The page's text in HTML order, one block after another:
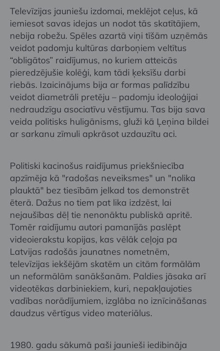
Televīzijas jauniešu izdomai, meklējot ceļus, kā
iemiesot savas idejas un nodot tās skatītājiem,
nebija robežu. Spēles azartā viņi tīšām uzņēmās
veidot padomju kultūras darboņiem veltītus
“obligātos” raidījumus, no kuriem atteicās
pieredzējušie kolēģi, kam tādi ķeksīšu darbi
riebās. Izaicinājums bija ar formas palīdzību
veidot diametrāli pretēju – padomju ideoloģijai
nedraudzīgu asociatīvu vēstījumu. Tas bija sava
veida politisks huligānisms, gluži kā Ļeņina bildei
ar sarkanu zīmuli apkrāsot uzdauzītu aci.
Politiski kacinošus raidījumus priekšniecība
apzīmēja kā "radošas neveiksmes" un "nolika
plauktā" bez tiesībām jelkad tos demonstrēt
ēterā. Dažus no tiem pat lika izdzēst, lai
nejaušības dēļ tie nenonāktu publiskā apritē.
Tomēr raidījumu autori pamanījās paslēpt
videoierakstu kopijas, kas vēlāk ceļoja pa
Latvijas radošās jaunatnes nometnēm,
televīzijas iekšējām skatēm un citām formālām
un neformālām sanākšanām. Paldies jāsaka arī
videotēkas darbiniekiem, kuri, nepakļaujoties
vadības norādījumiem, izglāba no iznīcināšanas
daudzus vērtīgus video materiālus.
1980. gadu sākumā paši jaunieši iedibināja